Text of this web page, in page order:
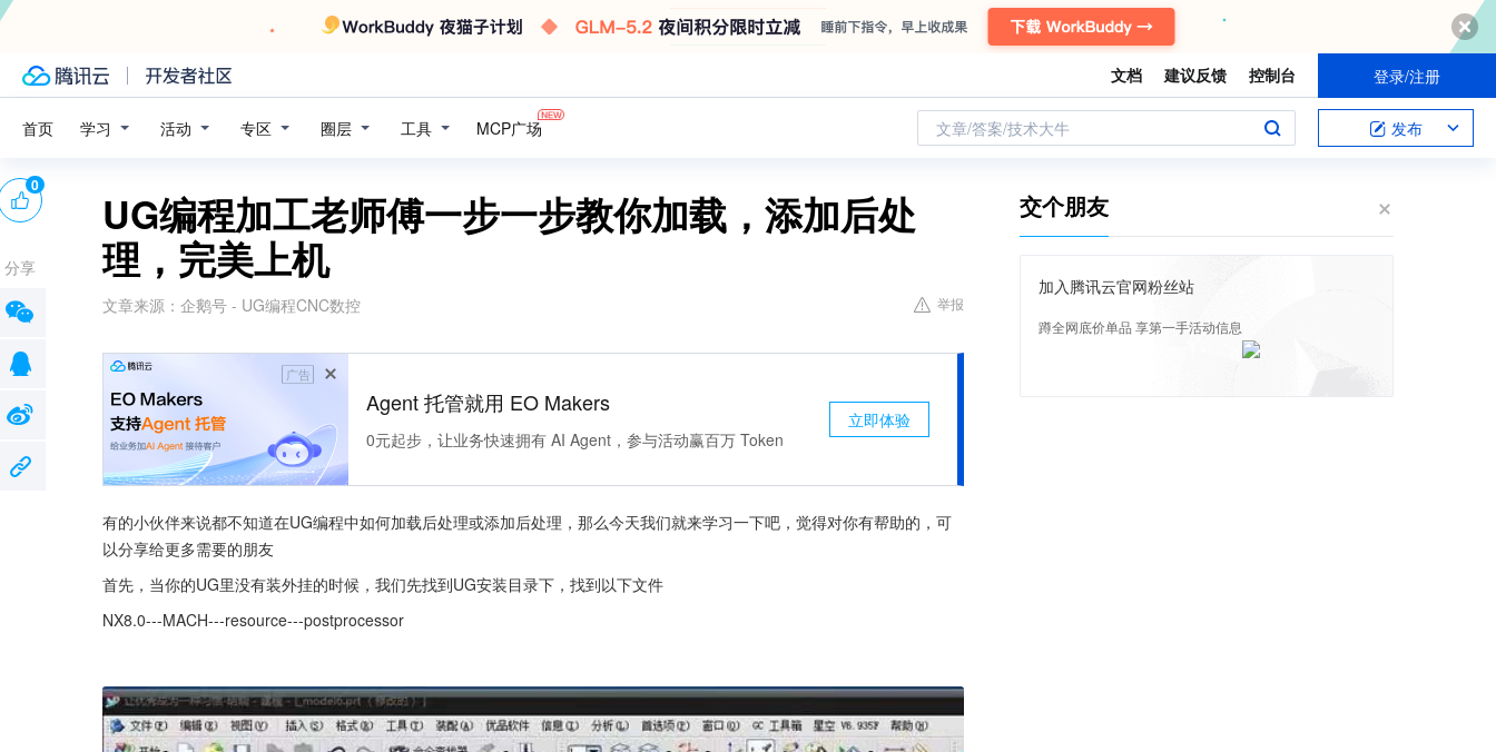
文档 建议反馈 控制台 登录/注册
首页 学习 活动 专区 圈层 工具 MCP广场 文章/答案/技术大牛 发布
UG编程加工老师傅一步一步教你加载，添加后处
理，完美上机
文章来源： 企鹅号 - UG编程CNC数控 举报
广告
Agent 托管就用 EO Makers
0元起步，让业务快速拥有 AI Agent，参与活动赢百万 Token
立即体验
有的小伙伴来说都不知道在UG编程中如何加载后处理或添加后处理，那么今天我们就来学习一下吧，觉得对你有帮助的，可
以分享给更多需要的朋友
首先，当你的UG里没有装外挂的时候，我们先找到UG安装目录下，找到以下文件
NX8.0---MACH---resource---postprocessor
0
分享
交个朋友
加入腾讯云官网粉丝站
蹲全网底价单品 享第一手活动信息